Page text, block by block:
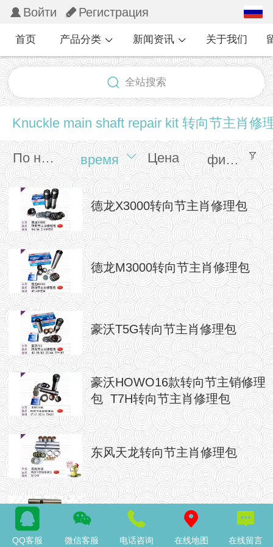
Войти Регистрация
中文
English
日本語
한국어
Español
français
首页 产品分类 新闻资讯 关于我们
全站搜索
Knuckle main shaft repair kit 转向节主肖修
По названии время Цена фильтр
德龙X3000转向节主肖修理包
德龙M3000转向节主肖修理包
豪沃T5G转向节主肖修理包
豪沃HOWO16款转向节主销修理
包 T7H转向节主肖修理包
东风天龙转向节主肖修理包
欧曼ETX9转向节主肖修理包
QQ客服 微信客服 电话咨询 在线地图 在线留言